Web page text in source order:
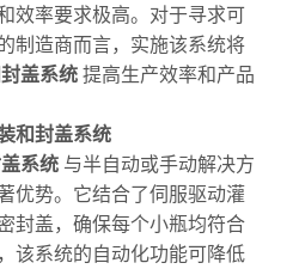
效率要求极高。对于寻求可
制造商而言，实施该系统将
盖系统提高生产效率和产品
和封盖系统
系统 与半自动或手动解决方
优势。它结合了伺服驱动灌
封盖，确保每个小瓶均符合
该系统的自动化功能可降低